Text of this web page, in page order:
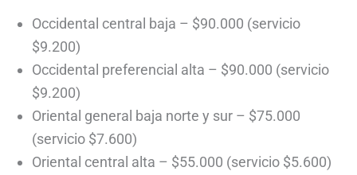
Occidental central baja – $90.000 (servicio
$9.200)
Occidental preferencial alta – $90.000 (servicio
$9.200)
Oriental general baja norte y sur – $75.000
(servicio $7.600)
Oriental central alta – $55.000 (servicio $5.600)